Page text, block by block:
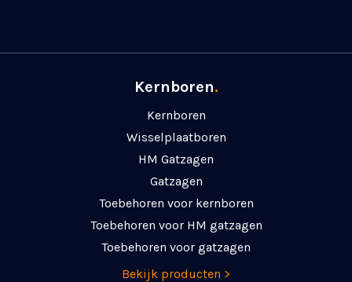
Kernboren.
Kernboren
Wisselplaatboren
HM Gatzagen
Gatzagen
Toebehoren voor kernboren
Toebehoren voor HM gatzagen
Toebehoren voor gatzagen
Bekijk producten >